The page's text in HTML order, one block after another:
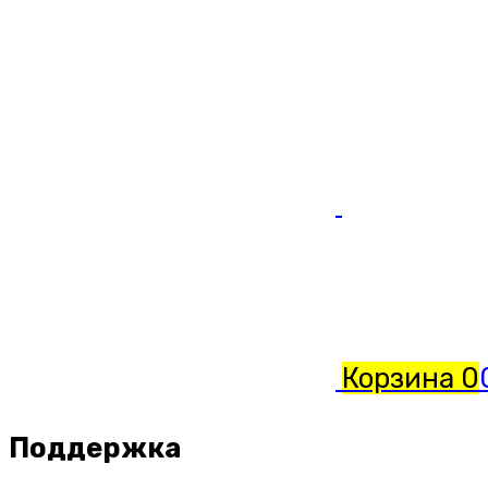
Корзина 0
Поддержка